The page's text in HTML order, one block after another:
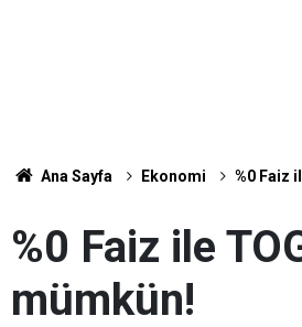
Ana Sayfa Ekonomi %0 Faiz
%0 Faiz ile
mümkün!